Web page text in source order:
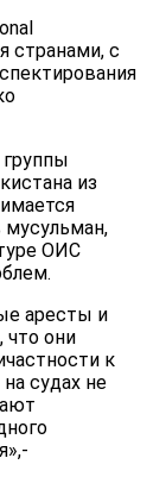
странами, с
из
ОИС
аресты и
что они
к
судах не